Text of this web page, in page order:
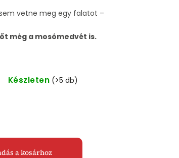
vetne meg egy falatot –
még a mosómedvét is.
Készleten (>5 db)
a kosárhoz